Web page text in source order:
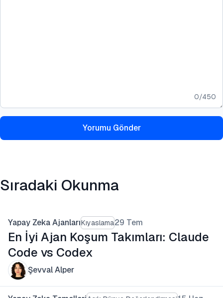
0/450
Yorumu Gönder
Sıradaki Okunma
Yapay Zeka AjanlarıKıyaslama29 Tem
En İyi Ajan Koşum Takımları: Claude
Code vs Codex
Şevval Alper